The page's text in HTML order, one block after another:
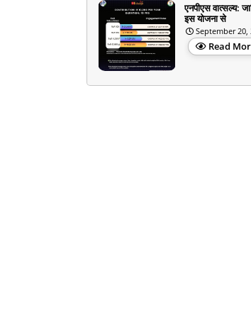
एनपीएस वात्सल्य:
इस योजना से
September 20,
Read